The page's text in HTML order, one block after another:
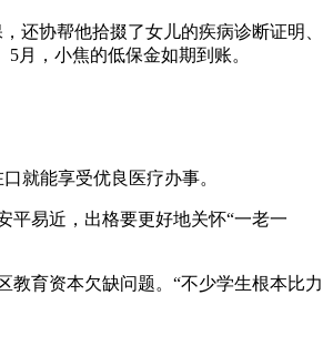
协帮他拾掇了女儿的疾病诊断证明、
月，小焦的低保金如期到账。
就能享受优良医疗办事。
易近，出格要更好地关怀“一老一
育资本欠缺问题。“不少学生根本比力